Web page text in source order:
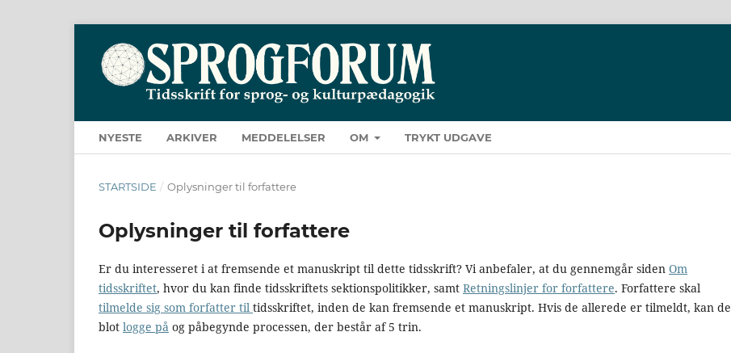
NYESTE ARKIVER MEDDELELSER OM TRYKT UDGAVE
STARTSIDE / Oplysninger til forfattere
Oplysninger til forfattere
Er du interesseret i at fremsende et manuskript til dette tidsskrift? Vi anbefaler, at du gennemgår siden Om
tidsskriftet, hvor du kan finde tidsskriftets sektionspolitikker, samt Retningslinjer for forfattere. Forfattere skal
tilmelde sig som forfatter til tidsskriftet, inden de kan fremsende et manuskript. Hvis de allerede er tilmeldt, kan de
blot logge på og påbegynde processen, der består af 5 trin.